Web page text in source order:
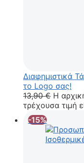
Διαφημιστικά
το Logo σας!
13,90€ Η
τρέχουσα τιμή
-15%